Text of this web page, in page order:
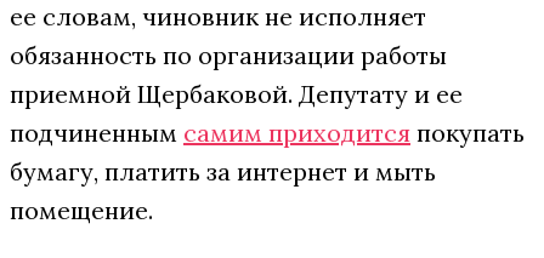
ее словам, чиновник не исполняет
обязанность по организации работы
приемной Щербаковой. Депутату и ее
подчиненным самим приходится покупать
бумагу, платить за интернет и мыть
помещение.